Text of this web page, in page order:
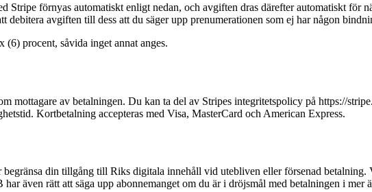
Stripe förnyas automatiskt enligt nedan, och avgiften dras därefter automatiskt för
avgiften till dess att du säger upp prenumerationen som ej har någon
(6) procent, såvida inget annat anges.
mottagare av betalningen. Du kan ta del av Stripes integritetspolicy på https://
Kortbetalning accepteras med Visa, MasterCard och American Express.
din tillgång till Riks digitala innehåll vid utebliven eller försenad betalning.
även rätt att säga upp abonnemanget om du är i dröjsmål med betalningen i mer